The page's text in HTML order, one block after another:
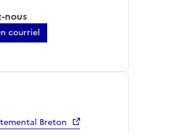
nous
courriel
Breton